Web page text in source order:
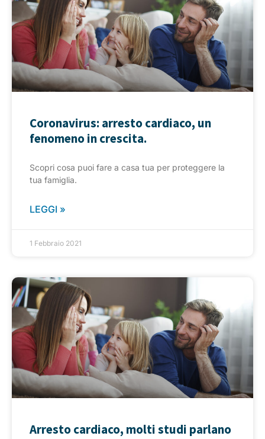
Coronavirus: arresto cardiaco, un
fenomeno in crescita.
Scopri cosa puoi fare a casa tua per proteggere la
tua famiglia.
LEGGI »
1 Febbraio 2021
Arresto cardiaco, molti studi parlano